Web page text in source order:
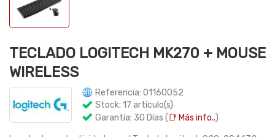
TECLADO LOGITECH MK270 + MOUSE
WIRELESS
Referencia: 01160052
Stock: 17 artículo(s)
Garantía: 30 Días (📑 Más info..)